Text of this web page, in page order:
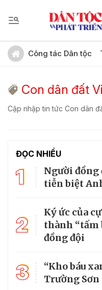
Công tác Dân tộc
Con dân đất
Cập nhập tin tức Con dân
ĐỌC NHIỀU
1
Người đồng
tiễn biệt
2
Ký ức của
thành “tấm
đồng đội
3
“Kho báu
Trường Sơn